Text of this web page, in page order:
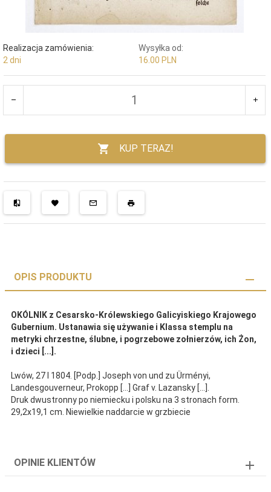
Realizacja zamówienia:
2 dni
Wysyłka od:
16.00 PLN
KUP TERAZ!
OPIS PRODUKTU
OKÓLNIK z Cesarsko-Królewskiego Galicyiskiego Krajowego
Gubernium. Ustanawia się używanie i Klassa stemplu na
metryki chrzestne, ślubne, i pogrzebowe zołnierzów, ich Żon,
i dzieci [...].
Lwów, 27 I 1804. [Podp.] Joseph von und zu Ürményi,
Landesgouverneur, Prokopp [...] Graf v. Lazansky [...].
Druk dwustronny po niemiecku i polsku na 3 stronach form.
29,2x19,1 cm. Niewielkie naddarcie w grzbiecie
OPINIE KLIENTÓW